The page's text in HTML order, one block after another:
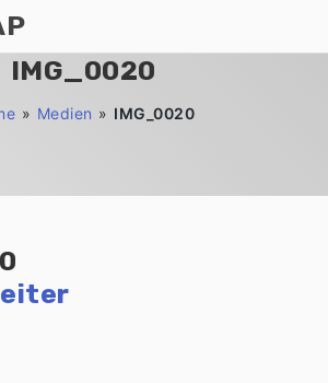
IMG_0020
» Medien » IMG_0020